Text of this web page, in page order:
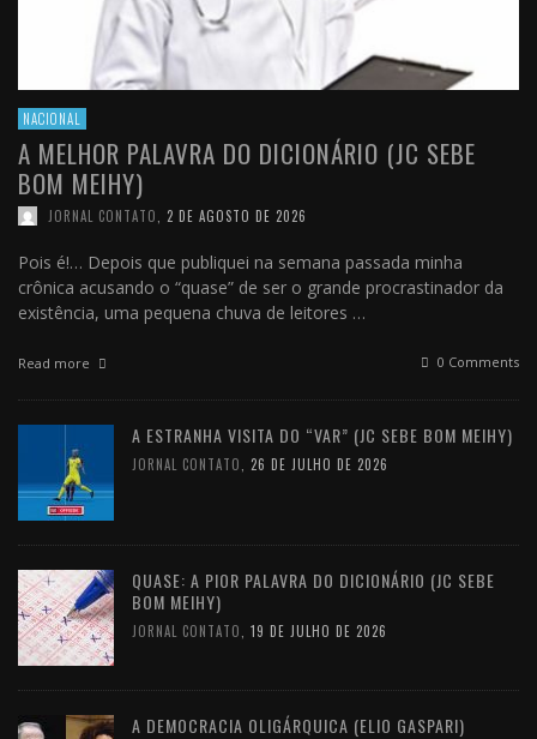
NACIONAL
A MELHOR PALAVRA DO DICIONÁRIO (JC SEBE
BOM MEIHY)
JORNAL CONTATO, 2 DE AGOSTO DE 2026
Pois é!… Depois que publiquei na semana passada minha
crônica acusando o “quase” de ser o grande procrastinador da
existência, uma pequena chuva de leitores …
Read more 0 Comments
A ESTRANHA VISITA DO “VAR” (JC SEBE BOM MEIHY)
JORNAL CONTATO 26 DE JULHO DE 2026
QUASE: A PIOR PALAVRA DO DICIONÁRIO (JC SEBE
BOM MEIHY)
JORNAL CONTATO 19 DE JULHO DE 2026
A DEMOCRACIA OLIGÁRQUICA (ELIO GASPARI)